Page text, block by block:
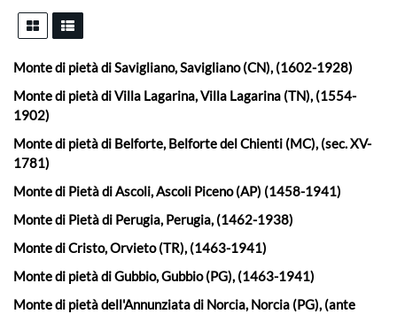
Monte di pietà di Savigliano, Savigliano (CN), (1602-1928)
Monte di pietà di Villa Lagarina, Villa Lagarina (TN), (1554-
1902)
Monte di pietà di Belforte, Belforte del Chienti (MC), (sec. XV-
1781)
Monte di Pietà di Ascoli, Ascoli Piceno (AP) (1458-1941)
Monte di Pietà di Perugia, Perugia, (1462-1938)
Monte di Cristo, Orvieto (TR), (1463-1941)
Monte di pietà di Gubbio, Gubbio (PG), (1463-1941)
Monte di pietà dell'Annunziata di Norcia, Norcia (PG), (ante